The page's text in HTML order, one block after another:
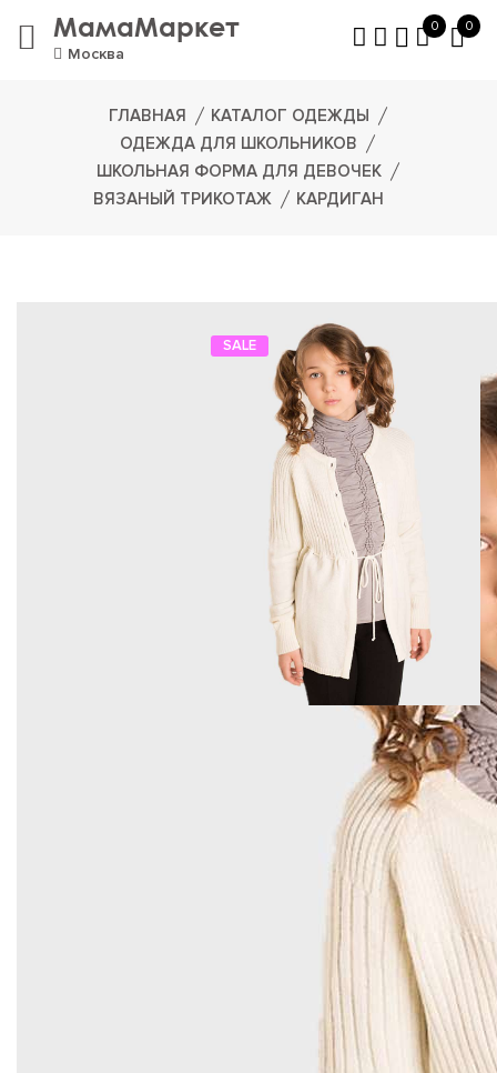
МамаМаркет
Москва
0 0
ГЛАВНАЯ
КАТАЛОГ ОДЕЖДЫ
ОДЕЖДА ДЛЯ ШКОЛЬНИКОВ
ШКОЛЬНАЯ ФОРМА ДЛЯ ДЕВОЧЕК
ВЯЗАНЫЙ ТРИКОТАЖ
КАРДИГАН
SALE